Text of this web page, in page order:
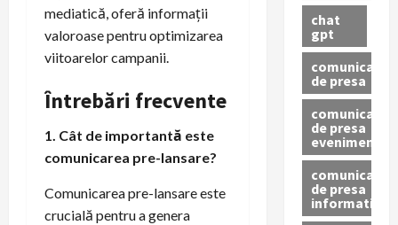
mediatică, oferă informații
valoroase pentru optimizarea
viitoarelor campanii.
Întrebări frecvente
1. Cât de importantă este
comunicarea pre-lansare?
Comunicarea pre-lansare este
crucială pentru a genera
chat
gpt
comunicat
de presa
comunicat
de presa
eveniment
comunicat
de presa
informativ